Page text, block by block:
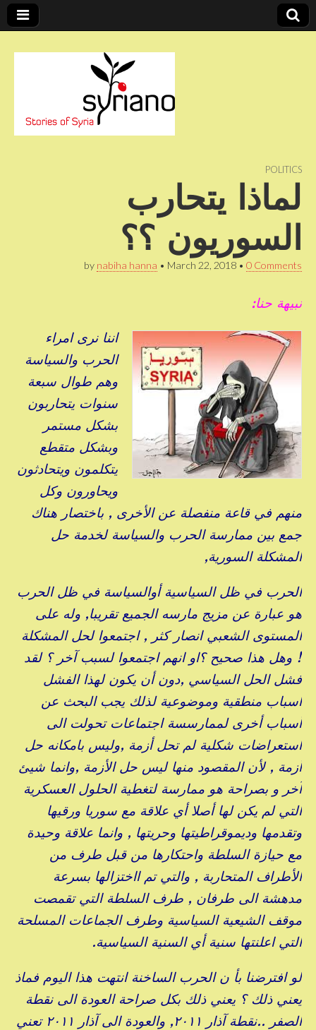
POLITICS
لماذا يتحارب
السوريون ؟؟
by nabiha hanna • March 22, 2018 • 0 Comments
نبيهة حنا:
اننا نرى امراء
الحرب والسياسة
وهم طوال سبعة
سنوات يتحاربون
بشكل مستمر
وبشكل متقطع
يتكلمون ويتحادثون
ويحاورون وكل
منهم في قاعة منفصلة عن الأخرى , باختصار هناك
جمع بين ممارسة الحرب والسياسة لخدمة حل
المشكلة السورية,
الحرب في ظل السياسية أوالسياسة في ظل الحرب
هو عبارة عن مزيج مارسه الجميع تقريبا, وله على
المستوى الشعبي انصار كثر , اجتمعوا لحل المشكلة
! وهل هذا صحيح ؟او انهم اجتمعوا لسبب آخر ؟ لقد
فشل الحل السياسي ,دون أن يكون لهذا الفشل
اسباب منطقية وموضوعية لذلك يجب البحث عن
أسباب أخرى لممارسسة اجتماعات تحولت الى
استعراضات شكلية لم تحل أزمة ,وليس بامكانه حل
أزمة , لأن المقصود منها ليس حل الأزمة ,وانما شيئ
آخر و بصراحة هو ممارسة لتغطية الحلول العسكرية
التي لم يكن لها أصلا أي علاقة مع سوريا ورقيها
وتقدمها وديموقراطيتها وحريتها , وانما علاقة وحيدة
مع حيازة السلطة واحتكارها من قبل طرف من
الأطراف المتحاربة , والتي تم ااختزالها بسرعة
مدهشة الى طرفان , طرف السلطة التي تقمصت
موقف الشيعية السياسية وطرف الجماعات المسلحة
التي اعلنتها سنية أي السنية السياسية.
لو افترضنا بأ ن الحرب الساخنة انتهت هذا اليوم فماذ
يعني ذلك ؟ يعني ذلك بكل صراحة العودة الى نقطة
الصفر ..نقطة آذار ٢٠١١, والعودة الى آذار ٢٠١١ تعني